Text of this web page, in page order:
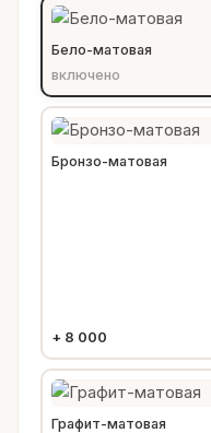
Бело-матовая
включено
Бронзо-матовая
+ 8 000
Графит-матовая